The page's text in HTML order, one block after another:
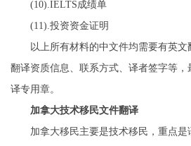
(10).IELTS成绩单
(11).投资资金证明
以上所有材料的中文件均需要有英文
翻译资质信息、联系方式、译者签字等
译专用章。
加拿大技术移民文件翻译
加拿大移民主要是技术移民，重点是